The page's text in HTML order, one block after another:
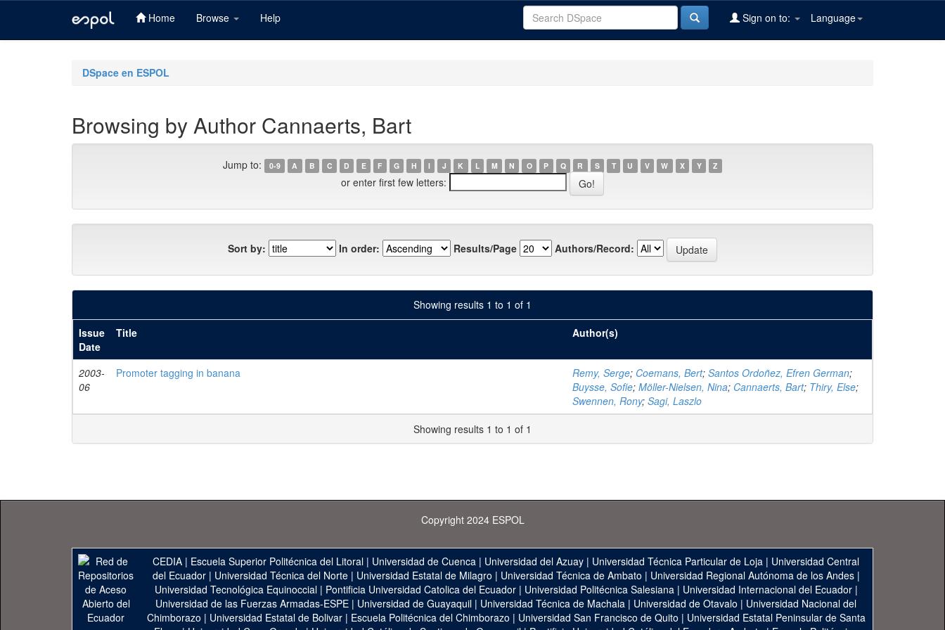
Home Browse Help Language
Sign on to:
DSpace en ESPOL
Browsing by Author Cannaerts, Bart
Jump to: 0-9 A B C D E F G H I J K L M N O P Q R S T U V W X Y Z
or enter first few letters:
Sort by: In order: Results/Page Authors/Record:
Showing results 1 to 1 of 1
Issue
Date
Title Author(s)
2003-
06
Promoter tagging in banana Remy, Serge; Coemans, Bert; Santos Ordoñez, Efren German;
Buysse, Sofie; Möller-Nielsen, Nina; Cannaerts, Bart; Thiry, Else;
Swennen, Rony; Sagi, Laszlo
Showing results 1 to 1 of 1
Copyright 2024 ESPOL
CEDIA | Escuela Superior Politécnica del Litoral | Universidad de Cuenca | Universidad del Azuay | Universidad Técnica Particular de Loja | Universidad Central
del Ecuador| Universidad Técnica del Norte| Universidad Estatal de Milagro | Universidad Técnica de Ambato | Universidad Regional Autónoma de los Andes|
Universidad Tecnológica Equinoccial| Pontificia Universidad Catolica del Ecuador| Universidad Politécnica Salesiana| Universidad Internacional del Ecuador|
Universidad de las Fuerzas Armadas-ESPE | Universidad de Guayaquil | Universidad Técnica de Machala | Universidad de Otavalo | Universidad Nacional del
Chimborazo | Universidad Estatal de Bolivar| Escuela Politécnica del Chimborazo | Universidad San Francisco de Quito | Universidad Estatal Peninsular de Santa